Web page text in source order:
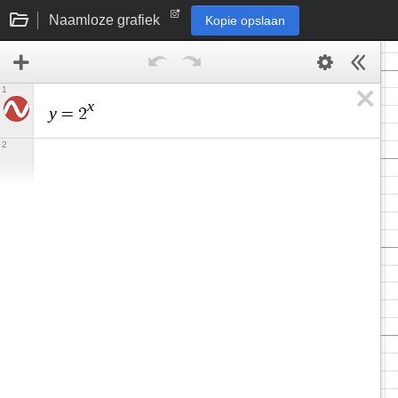
Naamloze grafiek Kopie opslaan
y = 2x
1
2